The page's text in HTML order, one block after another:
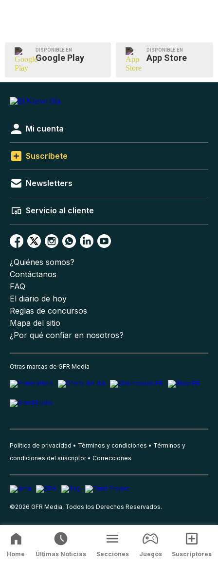
DISPONIBLE EN
Google Play
DISPONIBLE EN
App Store
Mi cuenta
Suscríbete
Newsletters
Servicio al cliente
¿Quiénes somos?
Contáctanos
FAQ
El diario de hoy
Reglas de concursos
Mapa del sitio
¿Por qué confiar en nosotros?
Otras marcas de GFR Media
Política de privacidad Términos y condiciones
Términos y
condiciones del suscriptor
Correcciones
©2026 GFR Media, Todos los Derechos Reservados.
Home Últimas Noticias Secciones Juegos Suscriptores